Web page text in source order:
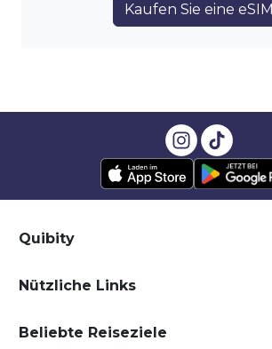
Kaufen Sie eine eSIM
Quibity
Nützliche Links
Beliebte Reiseziele